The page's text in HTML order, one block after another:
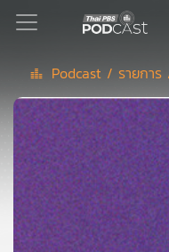
Podcast
เพล
ย์
ลิ
สต์
แนะนำ
Podcast / รายกา